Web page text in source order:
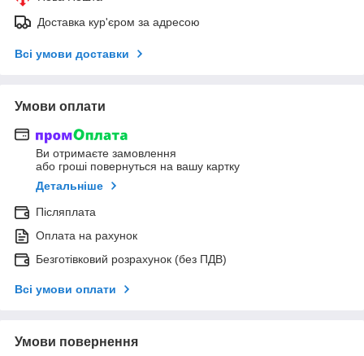
Доставка кур'єром за адресою
Всі умови доставки
Умови оплати
Ви отримаєте замовлення
або гроші повернуться на вашу картку
Детальніше
Післяплата
Оплата на рахунок
Безготівковий розрахунок (без ПДВ)
Всі умови оплати
Умови повернення